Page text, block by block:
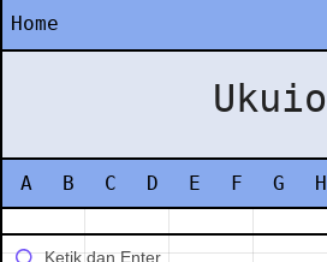
Home
Ukuio
A B C D E F G H